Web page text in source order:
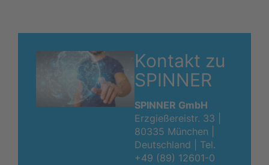
Kontakt zu
SPINNER
SPINNER GmbH
Erzgießereistr. 33 |
80335 München |
Deutschland | Tel.
+49 (89) 12601-0